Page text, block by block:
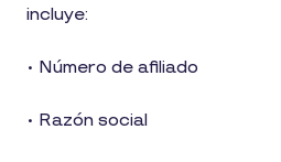
incluye:
• Número de afiliado
• Razón social